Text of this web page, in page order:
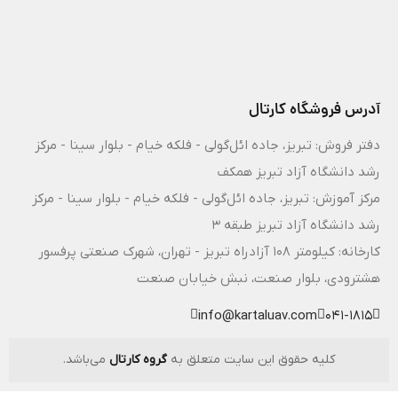
آدرس فروشگاه کارتال
دفتر فروش: تبریز، جاده ائل‌گولی - فلکه خیام - بلوار سینا - مرکز
رشد دانشگاه آزاد تبریز همکف
مرکز آموزش: تبریز، جاده ائل‌گولی - فلکه خیام - بلوار سینا - مرکز
رشد دانشگاه آزاد تبریز طبقه 3
کارخانه: کیلومتر ۱۰۸ آزادراه تبریز - تهران، شهرک صنعتی پرفسور
هشترودی، بلوار صنعت، نبش خیابان صنعت
041-1815
info@kartaluav.com
کلیه حقوق این سایت متعلق بهگروه کارتال می‌باشد.